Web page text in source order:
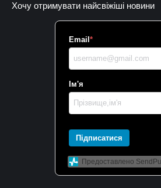
Хочу отримувати найсвіжіші новини
Email *
Ім'я
Підписатися
Предоставлено